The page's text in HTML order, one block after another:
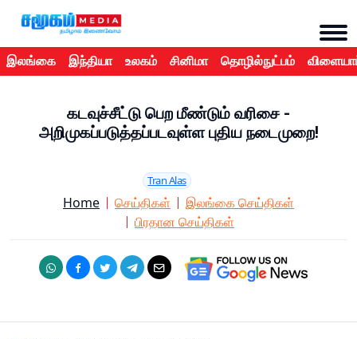
இலங்கை இந்தியா உலகம் சினிமா தொழில்நுட்பம்
கடவுச்சீட்டு பெற மீண்டும் வரிசை -
அறிமுகப்படுத்தப்படவுள்ள புதிய நடைமுறை!
Tran Alas
Home செய்திகள்
இலங்கை செய்திகள்
பிரதான செய்திகள்